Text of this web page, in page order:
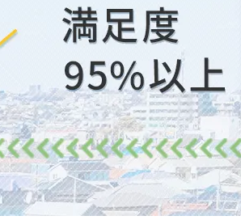
23
遺した車の遺品整理はどうする？｜状況別
方法
16
括支援センターを活用した高齢者ゴミ屋敷
決法